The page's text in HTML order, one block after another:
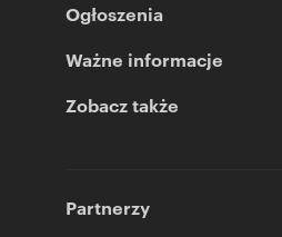
Ogłoszenia
Ważne informacje
Zobacz także
Partnerzy